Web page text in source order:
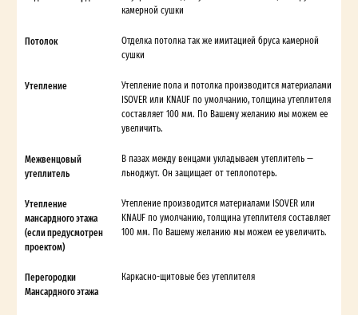
камерной сушки
Потолок
Отделка потолка так же имитацией бруса камерной
сушки
Утепление
Утепление пола и потолка производится материалами
ISOVER или KNAUF по умолчанию, толщина утеплителя
составляет 100 мм. По Вашему желанию мы можем ее
увеличить.
Межвенцовый
утеплитель
В пазах между венцами укладываем утеплитель —
льноджут. Он защищает от теплопотерь.
Утепление
мансардного этажа
(если предусмотрен
проектом)
Утепление производится материалами ISOVER или
KNAUF по умолчанию, толщина утеплителя составляет
100 мм. По Вашему желанию мы можем ее увеличить.
Перегородки
Мансардного этажа
Каркасно-щитовые без утеплителя